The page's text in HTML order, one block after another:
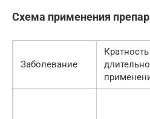
Схема применения
Заболевание